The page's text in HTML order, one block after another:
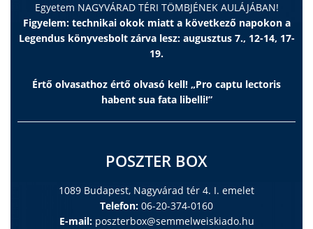
Egyetem NAGYVÁRAD TÉRI TÖMBJÉNEK AULÁJÁBAN!
Figyelem: technikai okok miatt a következő napokon a
Legendus könyvesbolt zárva lesz: augusztus 7., 12-14, 17-
19.
Értő olvasathoz értő olvasó kell! „Pro captu lectoris
habent sua fata libelli!”
POSZTER BOX
1089 Budapest, Nagyvárad tér 4. I. emelet
Telefon: 06-20-374-0160
E-mail: poszterbox@semmelweiskiado.hu